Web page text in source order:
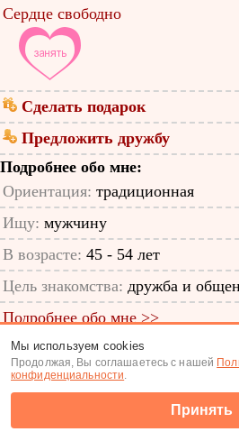
Сердце свободно
Сделать подарок
Предложить дружбу
Подробнее обо мне:
Ориентация: традиционная
Ищу: мужчину
В возрасте: 45 - 54 лет
Цель знакомства: дружба и
Подробнее обо мне >>
ID анкеты: 19243237
Знакомства|Поиск анкет
Мы используем cookies
Продолжая, Вы соглашаетесь с нашей
конфиденциальности.
Принять